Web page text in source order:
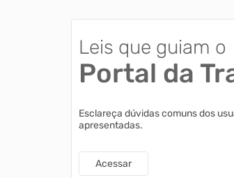
Leis que guiam o
Portal da
Esclareça dúvidas comuns dos
apresentadas.
Acessar